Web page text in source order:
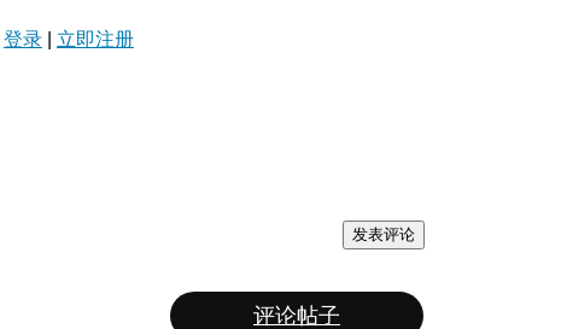
登录 立即注册
发表评论
评论帖子